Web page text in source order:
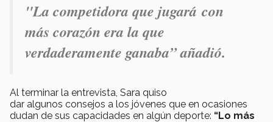
"La competidora que jugará con
más corazón era la que
verdaderamente ganaba” añadió.
Al terminar la entrevista, Sara quiso
dar algunos consejos a los jóvenes que en ocasiones
dudan de sus capacidades en algún deporte: “Lo más